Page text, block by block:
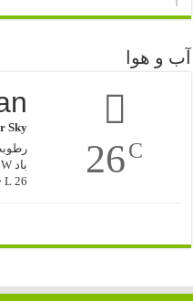
آب و هوا
26C
Sky
رطوبت
باد 4km/h W
L 26